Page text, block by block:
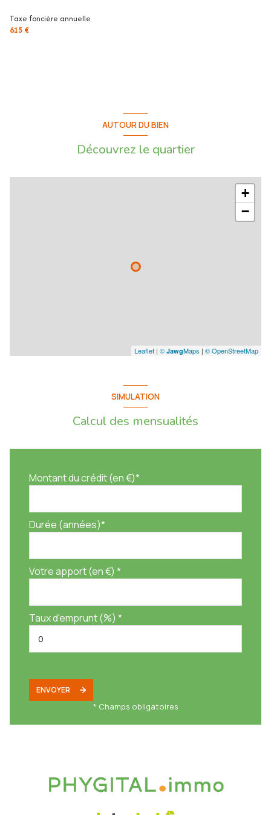
Taxe foncière annuelle
615 €
AUTOUR DU BIEN
Découvrez le quartier
+
−
Leaflet | © JawgMaps | © OpenStreetMap
SIMULATION
Calcul des mensualités
Montant du crédit (en €)*
Durée (années)*
Votre apport (en €) *
Taux d'emprunt (%) *
ENVOYER
* Champs obligatoires